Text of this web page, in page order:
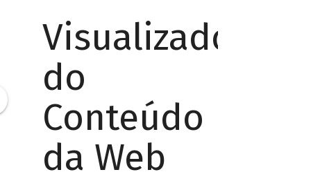
Visualizador
do
Conteúdo
da Web